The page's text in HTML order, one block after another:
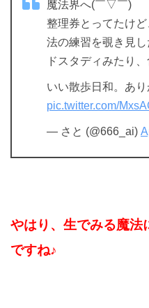
魔法界へ(￣▽￣)
整理券とってたけ
法の練習を覗き見
ドスタディみたり
いい散歩日和。あり
pic.twitter.com/
— さと (@666_ai)
やはり、生でみる魔法
ですね♪